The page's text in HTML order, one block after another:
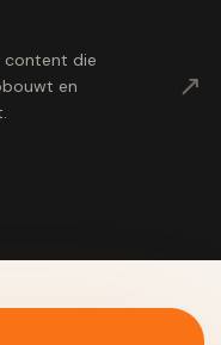
content die
en
↗